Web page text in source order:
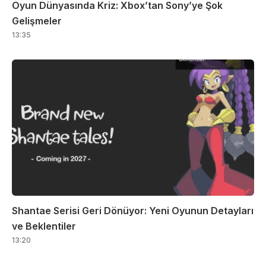
Oyun Dünyasında Kriz: Xbox’tan Sony’ye Şok
Gelişmeler
13:35
Shantae Serisi Geri Dönüyor: Yeni Oyunun Detayları
ve Beklentiler
13:20